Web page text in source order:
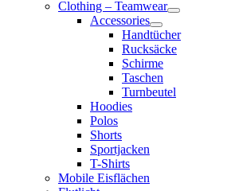
Clothing – Teamwear
Accessories
Handtücher
Rucksäcke
Schirme
Taschen
Turnbeutel
Hoodies
Polos
Shorts
Sportjacken
T-Shirts
Mobile Eisflächen